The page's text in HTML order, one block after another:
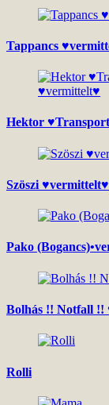
Tappancs
Hektor
Szöszi ♥vermittelt♥
Pako
Bolhás !! Notfall !!
Rolli